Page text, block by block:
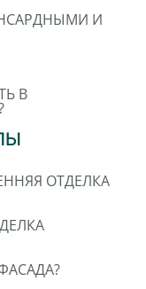
И
В
ОТДЕЛКА